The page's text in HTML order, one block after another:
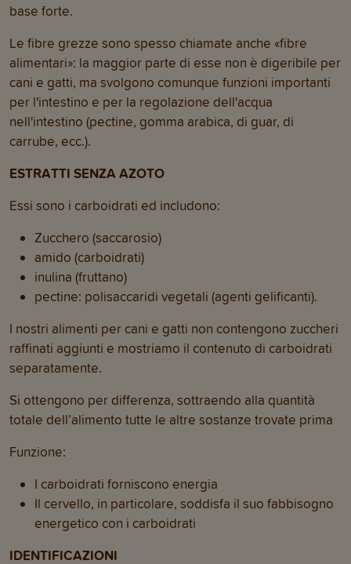
base forte.
Le fibre grezze sono spesso chiamate anche «fibre
alimentari»: la maggior parte di esse non è digeribile per
cani e gatti, ma svolgono comunque funzioni importanti
per l'intestino e per la regolazione dell'acqua
nell'intestino (pectine, gomma arabica, di guar, di
carrube, ecc.).
ESTRATTI SENZA AZOTO
Essi sono i carboidrati ed includono:
Zucchero (saccarosio)
amido (carboidrati)
inulina (fruttano)
pectine: polisaccaridi vegetali (agenti gelificanti).
I nostri alimenti per cani e gatti non contengono zuccheri
raffinati aggiunti e mostriamo il contenuto di carboidrati
separatamente.
Si ottengono per differenza, sottraendo alla quantità
totale dell’alimento tutte le altre sostanze trovate prima
Funzione:
I carboidrati forniscono energia
Il cervello, in particolare, soddisfa il suo fabbisogno
energetico con i carboidrati
IDENTIFICAZIONI